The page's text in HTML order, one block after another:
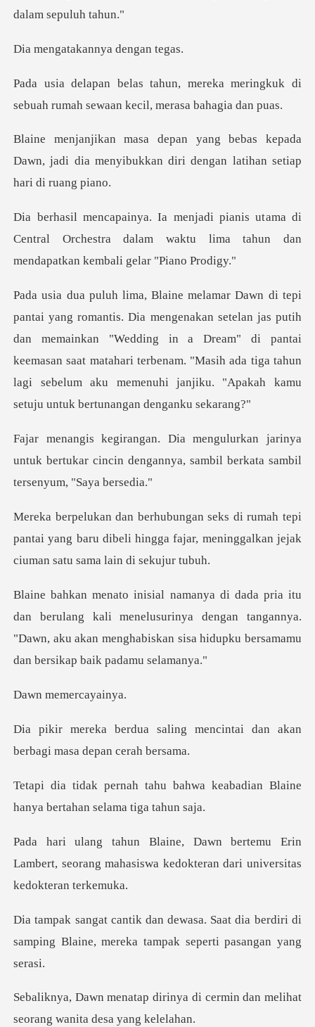
akannya de
eka meringkuk di
sebuah rumah sewa
kepada
Dawn, jadi dia menyibukkan diri de
ama di
Central Orchestra dalam waktu lima tahu
as putih
dan memainkan "Wedding in a Dream" di pantai
keemasan saat matahari terbenam. "Masih ada ti
arinya
untuk bertukar cincin dengannya, samb
pi
pantai yang baru dibeli hingga fajar, meninggal
ng kali menelusurinya dengan tangannya.
"Dawn, aku akan menghabi
emerca
ng mencintai dan akan
berbag
ahwa keabadian Blaine
hanya be
u Erin
Lambert, seorang mahasiswa kedokte
at dia berdiri di
samping Blaine, merek
ya di cermin dan melihat
seora